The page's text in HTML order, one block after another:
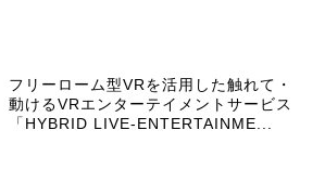
フリーローム型VRを活用した触れて・
動けるVRエンターテイメントサービス
「HYBRID LIVE-ENTERTAINME...